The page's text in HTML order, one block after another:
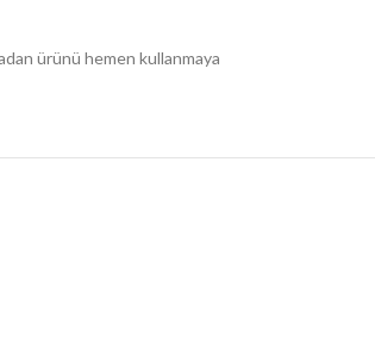
ürünü hemen kullanmaya